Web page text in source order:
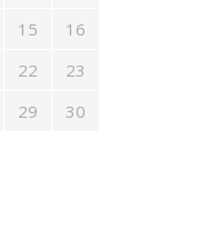
15
16
22
23
29
30